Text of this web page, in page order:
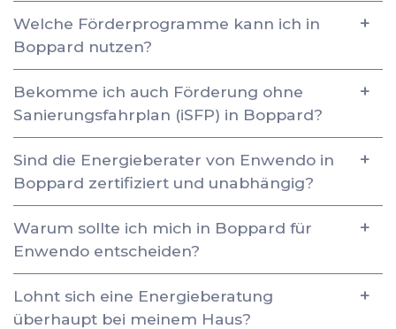
Welche Förderprogramme kann ich in
Boppard nutzen?
Bekomme ich auch Förderung ohne
Sanierungsfahrplan (iSFP) in Boppard?
Sind die Energieberater von Enwendo in
Boppard zertifiziert und unabhängig?
Warum sollte ich mich in Boppard für
Enwendo entscheiden?
Lohnt sich eine Energieberatung
überhaupt bei meinem Haus?